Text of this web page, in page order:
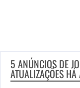
5 ANÚNCIOS DE
ATUALIZAÇÕES